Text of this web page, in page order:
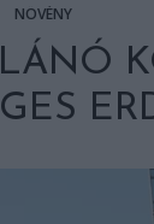
NÖVÉNY